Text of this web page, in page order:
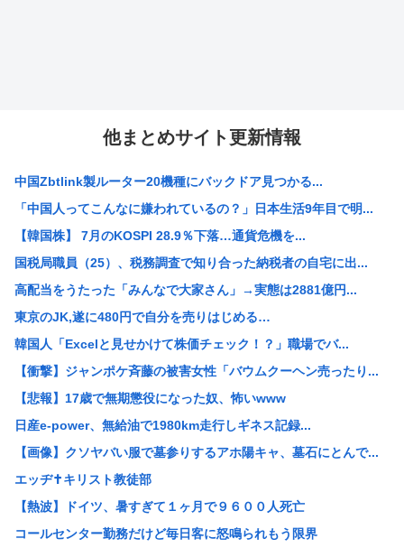
他まとめサイト更新情報
中国Zbtlink製ルーター20機種にバックドア見つかる...
「中国人ってこんなに嫌われているの？」日本生活9年目で明...
【韓国株】 7月のKOSPI 28.9％下落…通貨危機を...
国税局職員（25）、税務調査で知り合った納税者の自宅に出...
高配当をうたった「みんなで大家さん」→実態は2881億円...
東京のJK,遂に480円で自分を売りはじめる…
韓国人「Excelと見せかけて株価チェック！？」職場でバ...
【衝撃】ジャンポケ斉藤の被害女性「バウムクーヘン売ったり...
【悲報】17歳で無期懲役になった奴、怖いwww
日産e-power、無給油で1980km走行しギネス記録...
【画像】クソヤバい服で墓参りするアホ陽キャ、墓石にとんで...
エッヂ✝️キリスト教徒部
【熱波】ドイツ、暑すぎて１ヶ月で９６００人死亡
コールセンター勤務だけど毎日客に怒鳴られもう限界